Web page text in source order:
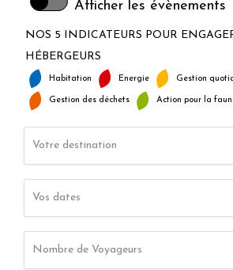
Afficher les évènements
NOS 5 INDICATEURS POUR
HÉBERGEURS
Habitation Energie Gestion
Gestion des déchets Action pour la